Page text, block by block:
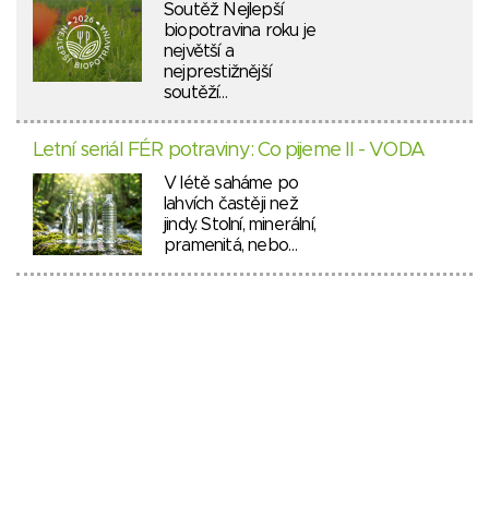
Soutěž Nejlepší
biopotravina roku je
největší a
nejprestižnější
soutěží…
Letní seriál FÉR potraviny: Co pijeme II - VODA
V létě saháme po
lahvích častěji než
jindy. Stolní, minerální,
pramenitá, nebo…